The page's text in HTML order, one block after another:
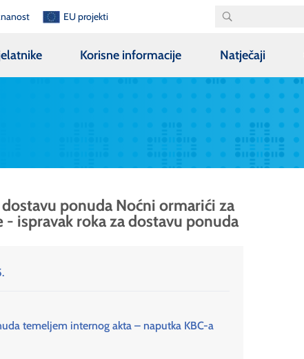
EU projekti
Korisne informacije Natječaji
ponuda Noćni ormarići za
- ispravak roka za dostavu ponuda
temeljem internog akta – naputka KBC-a